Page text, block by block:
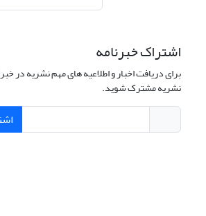
اشتراک خبرنامه
برای دریافت اخبار و اطلاعیه های مهم نشریه در
نشریه مشترک شوید.